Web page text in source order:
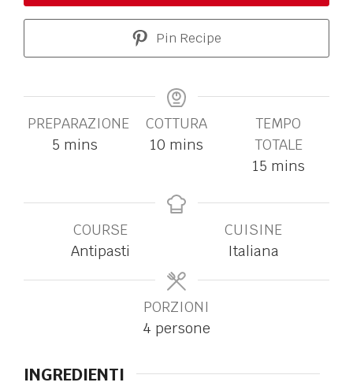
Pin Recipe
PREPARAZIONE
5 mins
COTTURA
10 mins
TEMPO
TOTALE
15 mins
COURSE
Antipasti
CUISINE
Italiana
PORZIONI
4 persone
INGREDIENTI